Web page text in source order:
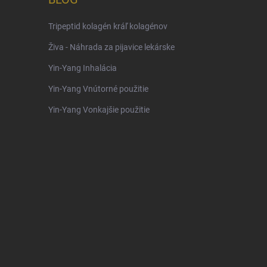
Tripeptid kolagén kráľ kolagénov
Živa - Náhrada za pijavice lekárske
Yin-Yang Inhalácia
Yin-Yang Vnútorné použitie
Yin-Yang Vonkajšie použitie